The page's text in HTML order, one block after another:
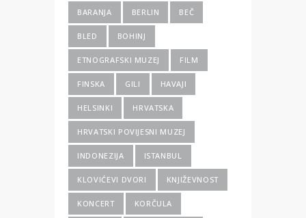
BARANJA BERLIN BEČ
BLED BOHINJ
ETNOGRAFSKI MUZEJ FILM
FINSKA GILI HAVAJI
HELSINKI HRVATSKA
HRVATSKI POVIJESNI MUZEJ
INDONEZIJA ISTANBUL
KLOVIĆEVI DVORI KNJIŽEVNOST
KONCERT KORČULA